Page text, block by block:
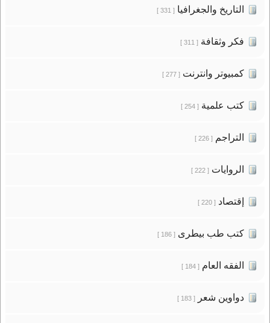
التاريخ والجغرافيا[ 331 ]
فكر وثقافة[ 311 ]
كمبيوتر وانترنت[ 277 ]
كتب علمية[ 254 ]
التراجم[ 226 ]
الروايات[ 222 ]
إقتصاد[ 220 ]
كتب طب بيطرى[ 186 ]
الفقه العام[ 184 ]
دواوين شعر[ 183 ]